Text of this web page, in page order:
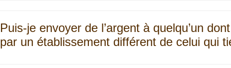
Puis-je envoyer de l’argent à quelqu’un
par un établissement différent de celui qui